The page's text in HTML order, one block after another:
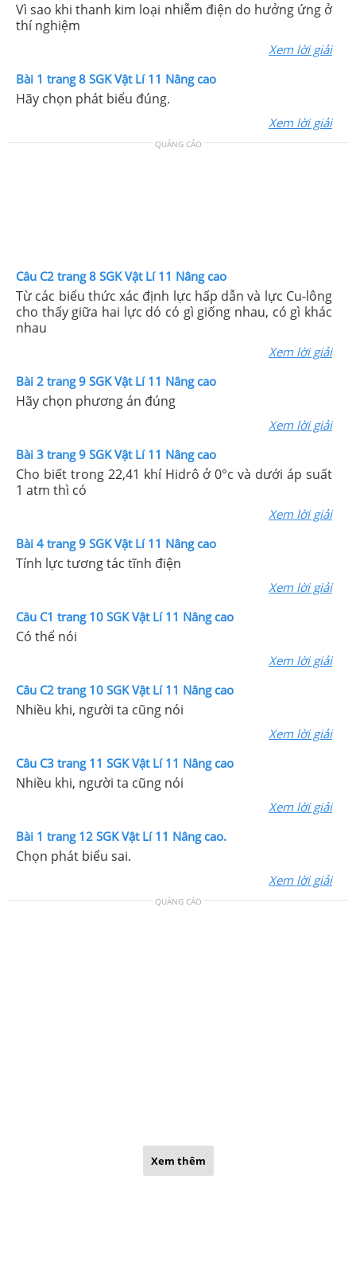
Vì sao khi thanh kim loại nhiễm điện do hưởng ứng ở
thí nghiệm
Xem lời giải
Bài 1 trang 8 SGK Vật Lí 11 Nâng cao
Hãy chọn phát biểu đúng.
Xem lời giải
QUẢNG CÁO
Câu C2 trang 8 SGK Vật Lí 11 Nâng cao
Từ các biểu thức xác định lực hấp dẫn và lực Cu-lông
cho thấy giữa hai lực dó có gì giống nhau, có gì khác
nhau
Xem lời giải
Bài 2 trang 9 SGK Vật Lí 11 Nâng cao
Hãy chọn phương án đúng
Xem lời giải
Bài 3 trang 9 SGK Vật Lí 11 Nâng cao
Cho biết trong 22,41 khí Hidrô ở 0°c và dưới áp suất
1 atm thì có
Xem lời giải
Bài 4 trang 9 SGK Vật Lí 11 Nâng cao
Tính lực tương tác tĩnh điện
Xem lời giải
Câu C1 trang 10 SGK Vật Lí 11 Nâng cao
Có thể nói
Xem lời giải
Câu C2 trang 10 SGK Vật Lí 11 Nâng cao
Nhiều khi, người ta cũng nói
Xem lời giải
Câu C3 trang 11 SGK Vật Lí 11 Nâng cao
Nhiều khi, người ta cũng nói
Xem lời giải
Bài 1 trang 12 SGK Vật Lí 11 Nâng cao.
Chọn phát biểu sai.
Xem lời giải
QUẢNG CÁO
Xem thêm